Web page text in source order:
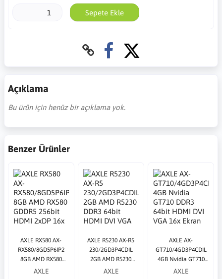
Sepete Ekle
Açıklama
Bu ürün için henüz bir açıklama yok.
Benzer Ürünler
AXLE RX580 AX-
RX580/8GD5P6IP2
8GB AMD RX580
GDDR5 256bit HDMI
AXLE
AXLE R5230 AX-R5
230/2GD3P4CDIL
2GB AMD R5230
DDR3 64bit HDMI
AXLE
AXLE AX-
GT710/4GD3P4CDIL
4GB Nvidia GT710
DDR3 64bit HDMI
AXLE